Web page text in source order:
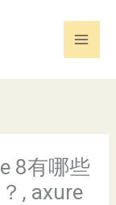
8有哪些
, axure